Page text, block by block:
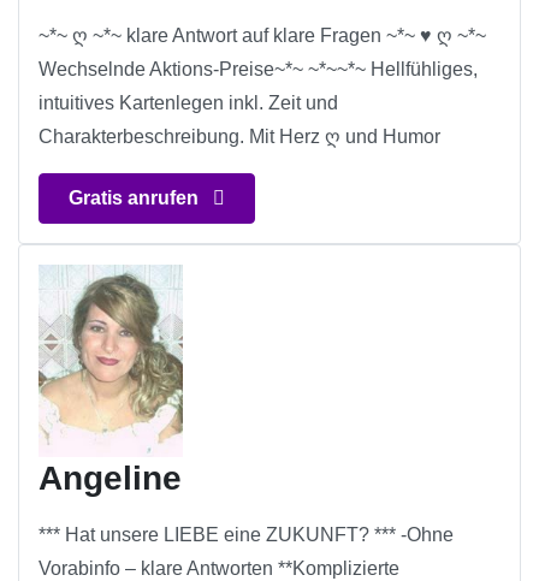
~*~ ღ ~*~ klare Antwort auf klare Fragen ~*~ ♥ ღ ~*~
Wechselnde Aktions-Preise~*~ ~*~~*~ Hellfühliges,
intuitives Kartenlegen inkl. Zeit und
Charakterbeschreibung. Mit Herz ღ und Humor
Gratis anrufen
Angeline
*** Hat unsere LIEBE eine ZUKUNFT? *** -Ohne
Vorabinfo – klare Antworten **Komplizierte